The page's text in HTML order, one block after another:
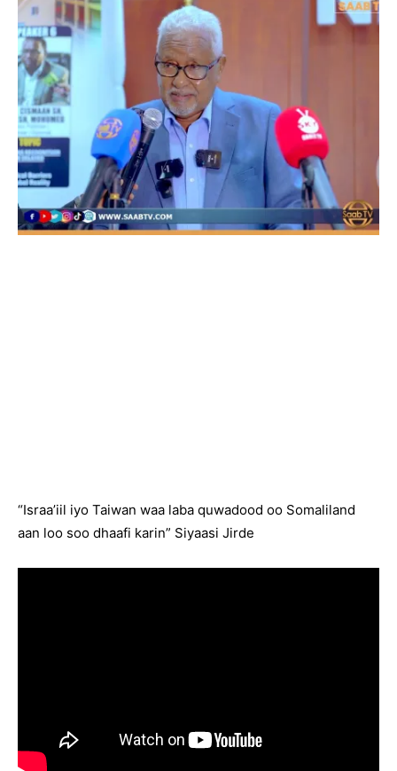
“Israa’iil iyo Taiwan waa laba quwadood oo Somaliland
aan loo soo dhaafi karin” Siyaasi Jirde